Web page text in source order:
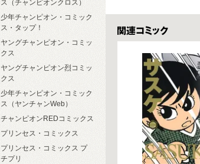
関連コミックス
ス（チャンピオンクロス）
少年チャンピオン・コミック
ス・タップ！
ヤングチャンピオン・コミッ
クス
ヤングチャンピオン烈コミッ
クス
少年チャンピオン・コミック
ス（ヤンチャンWeb）
チャンピオンREDコミックス
プリンセス・コミックス
プリンセス・コミックス プ
チプリ